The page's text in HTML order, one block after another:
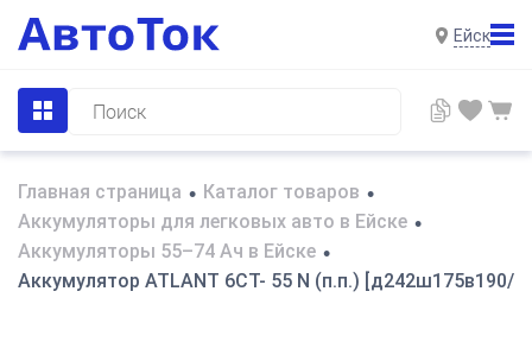
Ейск
Главная страница • Каталог товаров •
Аккумуляторы для легковых авто в Ейске •
Аккумуляторы 55–74 Ач в Ейске •
Аккумулятор ATLANT 6СТ- 55 N (п.п.) [д242ш175в190/